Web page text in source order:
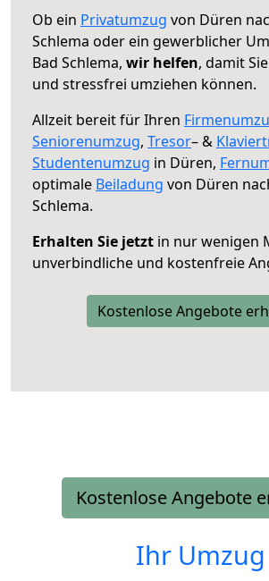
Ob ein Privatumzug von Düren
Schlema oder ein gewerblicher
Bad Schlema, wir helfen, damit
und stressfrei umziehen können.
Allzeit bereit für Ihren
Seniorenumzug, Tresor– &
Studentenumzug in Düren,
optimale Beiladung von Düren
Schlema.
Erhalten Sie jetzt in nur wenigen
unverbindliche und kostenfreie
Kostenlose Angebote
Kostenlose Angebote
Ihr Umzug